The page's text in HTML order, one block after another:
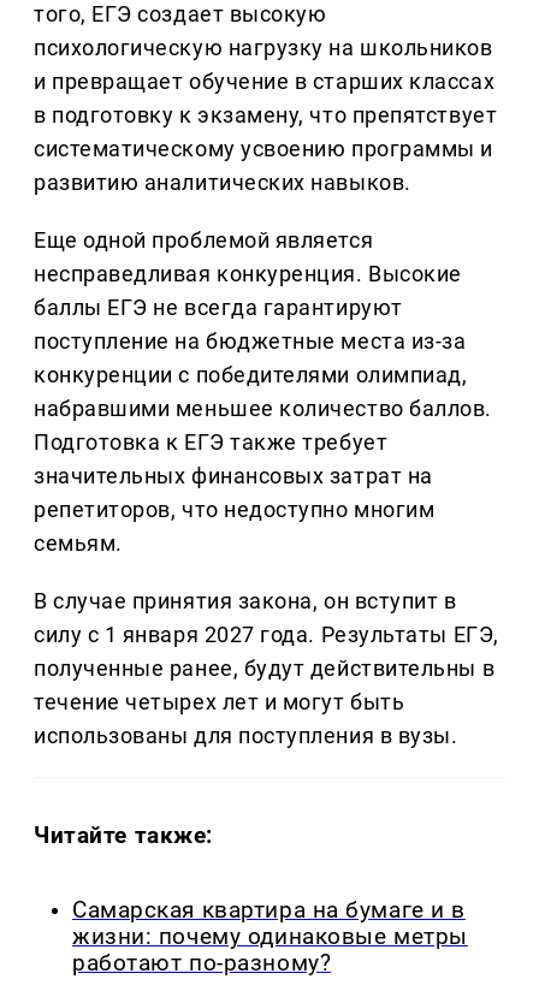
того, ЕГЭ создает высокую
психологическую нагрузку на школьников
и превращает обучение в старших классах
в подготовку к экзамену, что препятствует
систематическому усвоению программы и
развитию аналитических навыков.
Еще одной проблемой является
несправедливая конкуренция. Высокие
баллы ЕГЭ не всегда гарантируют
поступление на бюджетные места из-за
конкуренции с победителями олимпиад,
набравшими меньшее количество баллов.
Подготовка к ЕГЭ также требует
значительных финансовых затрат на
репетиторов, что недоступно многим
семьям.
В случае принятия закона, он вступит в
силу с 1 января 2027 года. Результаты ЕГЭ,
полученные ранее, будут действительны в
течение четырех лет и могут быть
использованы для поступления в вузы.
Читайте также:
Самарская квартира на бумаге и в
жизни: почему одинаковые метры
работают по-разному?